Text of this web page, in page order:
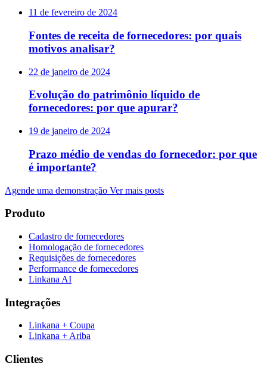
11 de fevereiro de 2024
Fontes de receita de fornecedores: por quais
motivos analisar?
22 de janeiro de 2024
Evolução do patrimônio líquido de
fornecedores: por que apurar?
19 de janeiro de 2024
Prazo médio de vendas do fornecedor: por que
é importante?
Agende uma demonstração Ver mais posts
Produto
Cadastro de fornecedores
Homologação de fornecedores
Requisições de fornecedores
Performance de fornecedores
Linkana AI
Integrações
Linkana + Coupa
Linkana + Ariba
Clientes